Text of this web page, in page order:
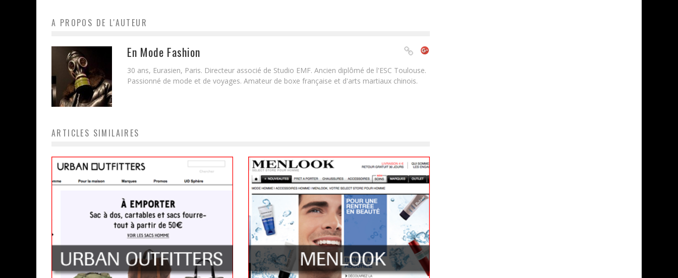
A PROPOS DE L'AUTEUR
En Mode Fashion
30 ans, Eurasien, Paris. Directeur associé de Studio EMF. Ancien diplômé de l'ESC Toulouse.
Passionné de mode et de voyages. Amateur de boxe française et d'arts martiaux chinois.
ARTICLES SIMILAIRES